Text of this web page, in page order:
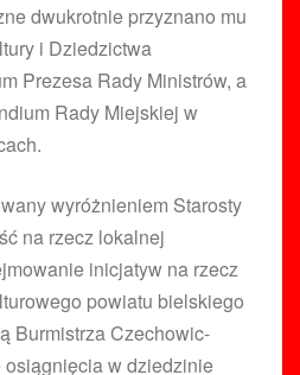
dwukrotnie przyznano mu
i Dziedzictwa
Prezesa Rady Ministrów, a
Rady Miejskiej w
wyróżnieniem Starosty
na rzecz lokalnej
inicjatyw na rzecz
powiatu bielskiego
Burmistrza Czechowic-
w dziedzinie